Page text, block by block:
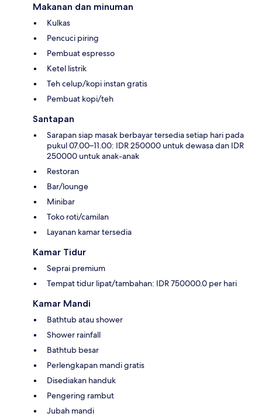
Makanan dan minuman
Kulkas
Pencuci piring
Pembuat espresso
Ketel listrik
Teh celup/kopi instan gratis
Pembuat kopi/teh
Santapan
Sarapan siap masak berbayar tersedia setiap hari pada
pukul 07.00–11.00: IDR 250000 untuk dewasa dan IDR
250000 untuk anak-anak
Restoran
Bar/lounge
Minibar
Toko roti/camilan
Layanan kamar tersedia
Kamar Tidur
Seprai premium
Tempat tidur lipat/tambahan: IDR 750000.0 per hari
Kamar Mandi
Bathtub atau shower
Shower rainfall
Bathtub besar
Perlengkapan mandi gratis
Disediakan handuk
Pengering rambut
Jubah mandi